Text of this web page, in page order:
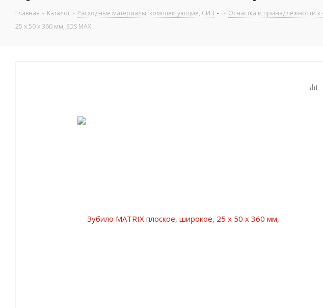
Главная - Каталог - Расходные материалы, комплектующие, СИЗ - Оснастка и принадлежности к
25 х 50 х 360 мм, SDS MAX